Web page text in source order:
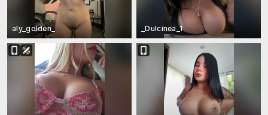
aly_golden_ _Dulcinea_1